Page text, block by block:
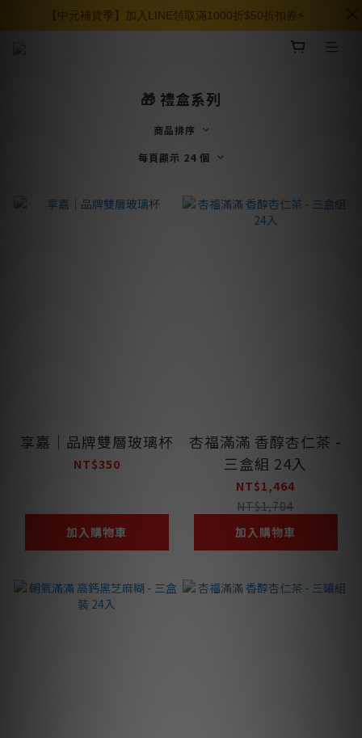
🎁 禮盒系列
商品排序
每頁顯示 24 個
享嘉｜品牌雙層玻璃杯
NT$350
加入購物車
杏福滿滿 香醇杏仁茶 -
三盒組 24入
NT$1,464
NT$1,704
加入購物車
【中元補貨季】加入LINE領取滿1000折$50折扣券⚡️